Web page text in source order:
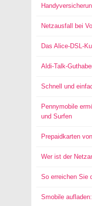
Netzausfall bei
Das Alice-DSL-
Aldi-Talk-
Schnell und
Pennymobile
und Surfen
Prepaidkarten
Wer ist der
So erreichen Sie
Smobile